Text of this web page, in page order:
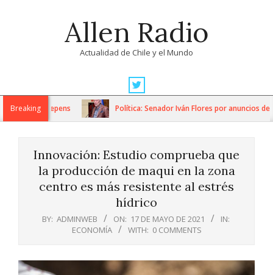
Allen Radio
Actualidad de Chile y el Mundo
Navigation
MenuBreaking
crisis deepens Política: Senador Iván Flores por anuncios del
Innovación: Estudio comprueba que
la producción de maqui en la zona
centro es más resistente al estrés
hídrico
BY: ADMINWEB ON: 17 DE MAYO DE 2021
IN:
ECONOMÍA
WITH: 0 COMMENTS